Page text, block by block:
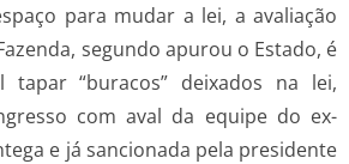
para mudar a lei, a avaliação
segundo apurou o Estado, é
“buracos” deixados na lei,
com aval da equipe do ex­-
e já sancionada pela presidente